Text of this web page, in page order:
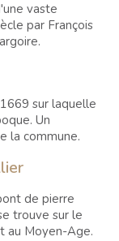
vaste
par François
sur laquelle
Un
la commune.
de pierre
trouve sur le
au Moyen-Age.